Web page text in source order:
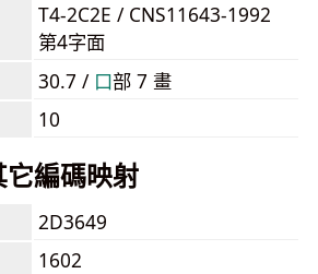
T4-2C2E / CNS11643-1992
第4字面
30.7 / ⼝部 7 畫
10
編碼映射
2D3649
1602